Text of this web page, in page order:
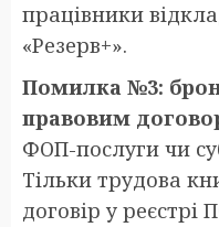
працівники
«Резерв+».
Помилка №3:
правовим
ФОП-послуги чи
Тільки трудова
договір у реєстрі